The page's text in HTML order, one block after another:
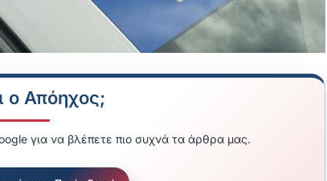
ο Απόηχος;
για να βλέπετε πιο συχνά τα άρθρα μας.